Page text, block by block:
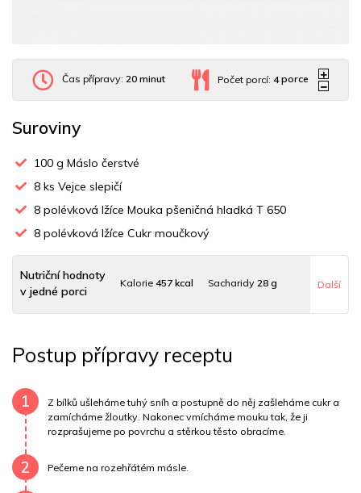
Čas přípravy:20 minut Počet porcí:4 porce
Suroviny
100 g Máslo čerstvé
8 ks Vejce slepičí
8 polévková lžíce Mouka pšeničná hladká T 650
8 polévková lžíce Cukr moučkový
Nutriční hodnoty
v jedné porci
Kalorie 457 kcal Sacharidy 28 g
Uhlovodany 25 g Cholesterol520.7 mg
Draslík 155.9 mg Vláknina 252 mg
Vitamín A252 mg Vitamín B60.2 mg
Vitamín B120 mg Vitamín C
Další
Postup přípravy receptu
1
Z bílků ušleháme tuhý sníh a postupně do něj zašleháme cukr a
zamícháme žloutky. Nakonec vmícháme mouku tak, že ji
rozprašujeme po povrchu a stěrkou těsto obracíme.
2 Pečeme na rozehřátém másle.